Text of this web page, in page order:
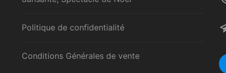
Politique de confidentialité
Conditions Générales de vente